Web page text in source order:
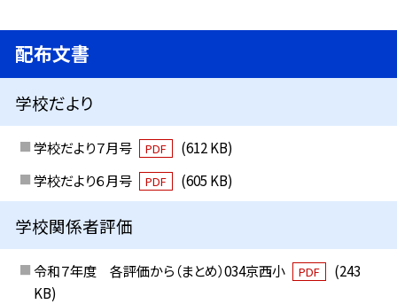
配布文書
学校だより
学校だより７月号 PDF
(612 KB)
学校だより６月号
PDF (605 KB)
学校関係者評価
令和７年度 各評価から（まとめ）034京西小 PDF
(243
KB)